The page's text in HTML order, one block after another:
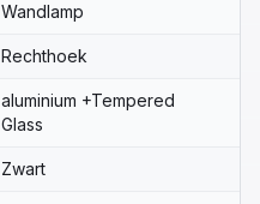
Wandlamp
Rechthoek
aluminium +Tempered
Glass
Zwart